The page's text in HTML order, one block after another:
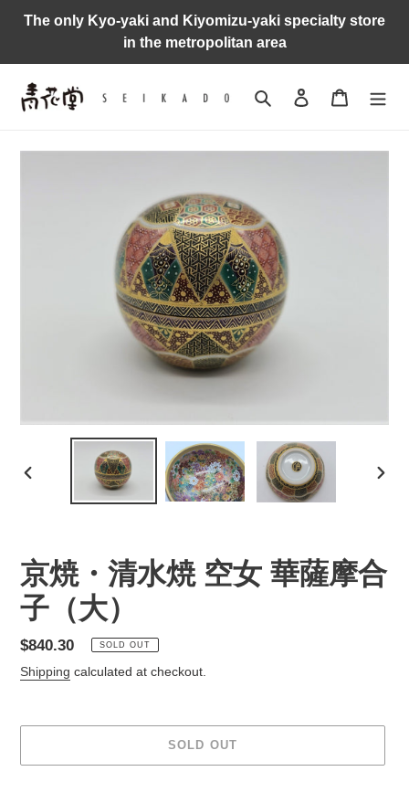
The only Kyo-yaki and Kiyomizu-yaki specialty store
in the metropolitan area
Search Log in Cart
京焼・清水焼 空女 華薩摩合
子（大）
Regular
price
$840.30 SOLD OUT
Shipping calculated at checkout.
SOLD OUT